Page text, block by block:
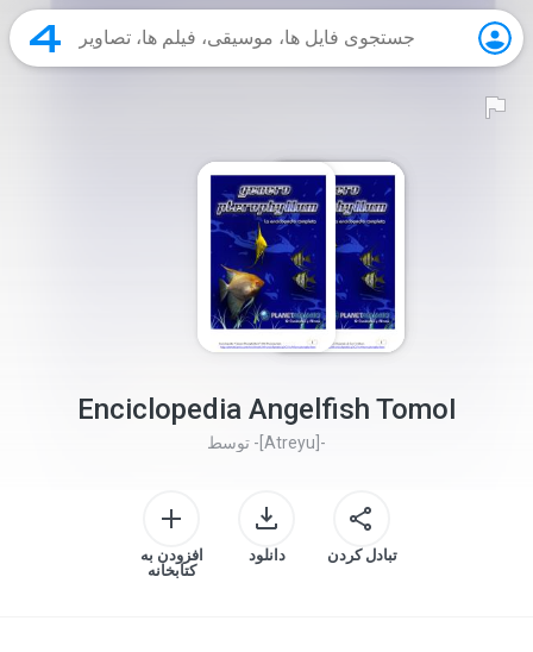
Enciclopedia Angelfish TomoI
توسط -[Atreyu]-
افزودن به
کتابخانه
دانلود تبادل کردن